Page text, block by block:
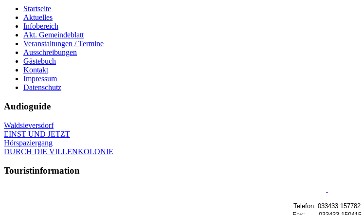
Startseite
Aktuelles
Infobereich
Akt. Gemeindeblatt
Veranstaltungen / Termine
Ausschreibungen
Gästebuch
Kontakt
Impressum
Datenschutz
Audioguide
Waldsieversdorf
EINST UND JETZT
Hörspaziergang
DURCH DIE VILLENKOLONIE
Touristinformation
Telefon: 033433 157782